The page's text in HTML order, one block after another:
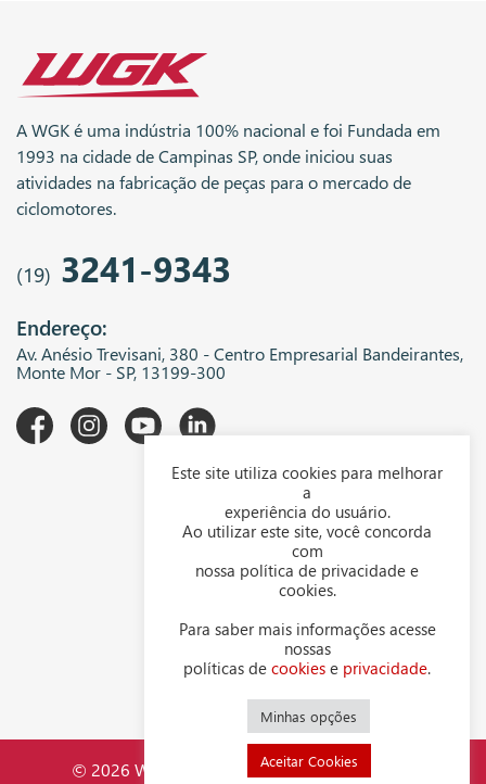
A WGK é uma indústria 100% nacional e foi Fundada em
1993 na cidade de Campinas SP, onde iniciou suas
atividades na fabricação de peças para o mercado de
ciclomotores.
(19) 3241-9343
Endereço:
Av. Anésio Trevisani, 380 - Centro Empresarial Bandeirantes,
Monte Mor - SP, 13199-300
Downloads
Representantes
Política de privacidade
Política de cookies
Contato
© 2026 WGK Indústria Mecânica LTDA - CNPJ
Este site utiliza cookies para melhorar
a
experiência do usuário.
Ao utilizar este site, você concorda
com
nossa política de privacidade e
cookies.
Para saber mais informações acesse
nossas
políticas de cookies e privacidade.
Minhas opções
Aceitar Cookies